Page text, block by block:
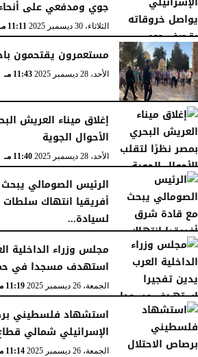
جوي ومدفعي على
الثلاثاء، 30 ديسمبر 2025 11:11 مـ
مستعمرون يقتحمون
الأحد، 28 ديسمبر 2025 11:43 مـ
إغلاق ميناء العريش
الأحوال الجوية
الأحد، 28 ديسمبر 2025 11:40 مـ
الرئيس الصومالي
أفريقيا انتهاك سلطات
لسيادة...
السبت، 27 ديسمبر 2025
مجلس وزراء الداخلية
استهدف مسجدا في
الجمعة، 26 ديسمبر 2025 11:19 مـ
استشهاد فلسطيني
الإسرائيلي شمالي
الجمعة، 26 ديسمبر 2025 11:14 مـ